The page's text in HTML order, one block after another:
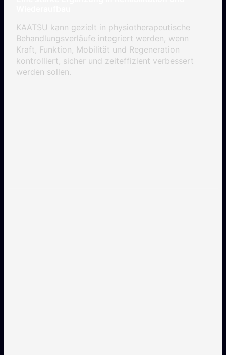
KAATSU kann gezielt in physiotherapeutische
Behandlungsverläufe integriert werden, wenn
Kraft, Funktion, Mobilität und Regeneration
kontrolliert, sicher und zeiteffizient verbessert
werden sollen.